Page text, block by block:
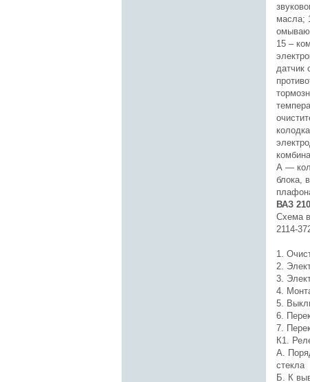
масла;
15 –
датчик
А —
блока,
ВАЗ
Схема
2114-
1.
2.
3.
4.
5.
6.
7.
К1.
А.
стекла
Б. К